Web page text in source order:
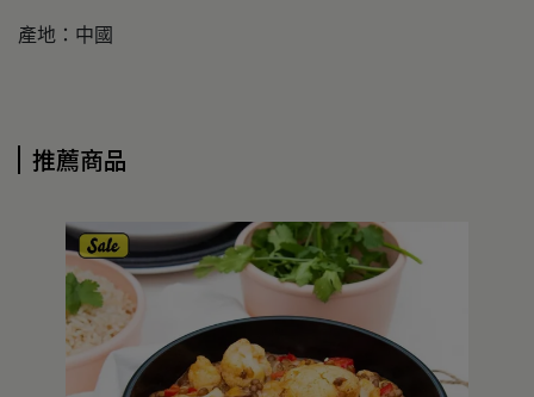
產地：中國
推薦商品